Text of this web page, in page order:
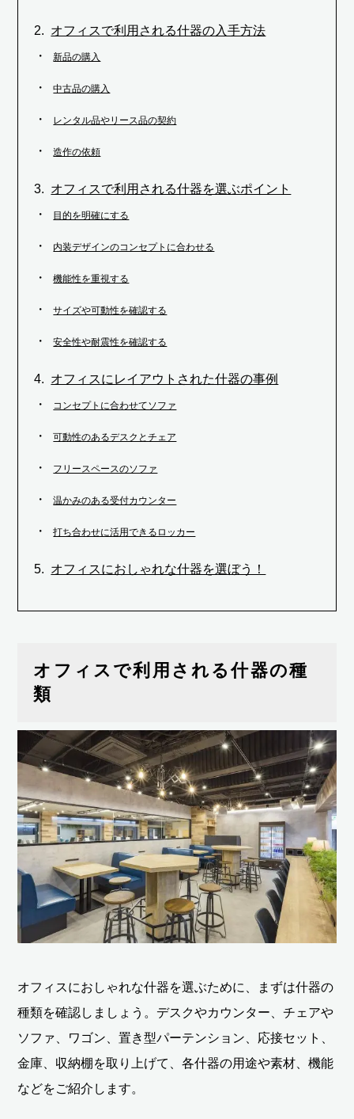
オフィスで利用される什器の入手方法
新品の購入
中古品の購入
レンタル品やリース品の契約
造作の依頼
オフィスで利用される什器を選ぶポイント
目的を明確にする
内装デザインのコンセプトに合わせる
機能性を重視する
サイズや可動性を確認する
安全性や耐震性を確認する
オフィスにレイアウトされた什器の事例
コンセプトに合わせてソファ
可動性のあるデスクとチェア
フリースペースのソファ
温かみのある受付カウンター
打ち合わせに活用できるロッカー
オフィスにおしゃれな什器を選ぼう！
オフィスで利用される什器の種
類
オフィスにおしゃれな什器を選ぶために、まずは什器の
種類を確認しましょう。デスクやカウンター、チェアや
ソファ、ワゴン、置き型パーテンション、応接セット、
金庫、収納棚を取り上げて、各什器の用途や素材、機能
などをご紹介します。